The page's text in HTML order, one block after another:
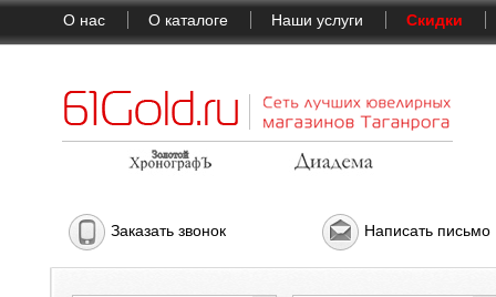
О нас О каталоге Наши услуги Скидки
Заказать звонок Написать письмо